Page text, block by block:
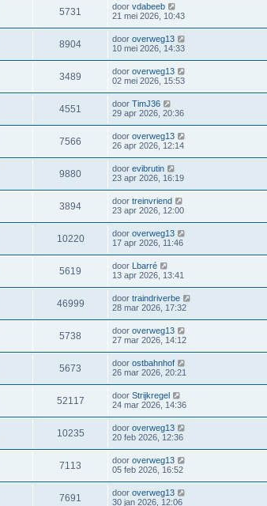
5731 door vdabeeb
21 mei 2026, 10:43
8904 door overweg13
10 mei 2026, 14:33
3489 door overweg13
02 mei 2026, 15:53
4551 door TimJ36
29 apr 2026, 20:36
7566 door overweg13
26 apr 2026, 12:14
9880 door evibrutin
23 apr 2026, 16:19
3894 door treinvriend
23 apr 2026, 12:00
10220 door overweg13
17 apr 2026, 11:46
5619 door Lbarré
13 apr 2026, 13:41
46999 door traindriverbe
28 mar 2026, 17:32
5738 door overweg13
27 mar 2026, 14:12
5673 door ostbahnhof
26 mar 2026, 20:21
52117 door Strijkregel
24 mar 2026, 14:36
10235 door overweg13
20 feb 2026, 12:36
7113 door overweg13
05 feb 2026, 16:52
7691 door overweg13
30 jan 2026, 12:06